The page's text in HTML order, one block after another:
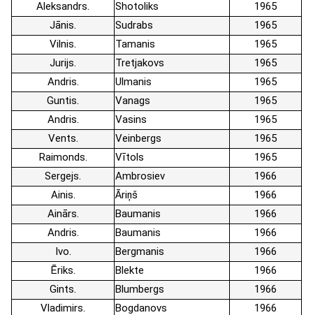
Aleksandrs
Shotoliks
1965
Jānis
Sudrabs
1965
Vilnis
Tamanis
1965
Jurijs
Tretjakovs
1965
Andris
Ulmanis
1965
Guntis
Vanags
1965
Andris
Vasins
1965
Vents
Veinbergs
1965
Raimonds
Vītols
1965
Sergejs
Ambrosiev
1966
Ainis
Āriņš
1966
Ainārs
Baumanis
1966
Andris
Baumanis
1966
Ivo
Bergmanis
1966
Ēriks
Blekte
1966
Gints
Blumbergs
1966
Vladimirs
Bogdanovs
1966